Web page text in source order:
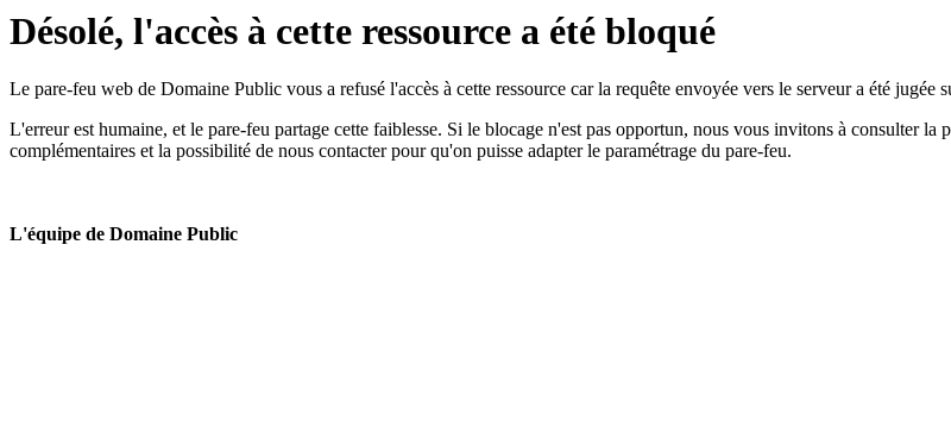
Désolé, l'accès à cette ressource a été bloqué
Le pare-feu web de Domaine Public vous a refusé l'accès à cette ressource car la requête envoyée vers le serveur a été jugée
L'erreur est humaine, et le pare-feu partage cette faiblesse. Si le blocage n'est pas opportun, nous vous invitons à consulter la
complémentaires et la possibilité de nous contacter pour qu'on puisse adapter le paramétrage du pare-feu.
L'équipe de Domaine Public